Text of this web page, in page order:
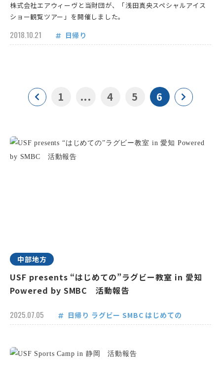
株式会社エアウィーヴと当財団が、「浅田真央スペシャルアイス
ショー観覧ツアー」を開催しました。
2018.10.21 日帰り
1 ... 4 5 6
中部地方
USF presents “はじめての”ラグビー教室 in 愛知
Powered by SMBC 活動報告
2025.07.05 日帰り ラグビー SMBC はじめての